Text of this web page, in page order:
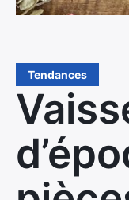
Tendances